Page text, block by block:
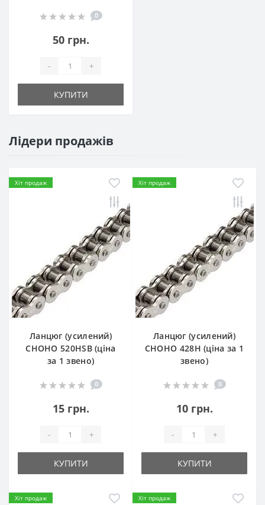
0
50 грн.
- +
КУПИТИ
Лідери продажів
Хіт продаж
Ланцюг (усилений)
СHOHO 520HSB (ціна
за 1 звено)
0
15 грн.
- +
КУПИТИ
Хіт продаж
Ланцюг (усилений)
СHOHO 428H (ціна за 1
звено)
0
10 грн.
- +
КУПИТИ
Хіт продаж Хіт продаж